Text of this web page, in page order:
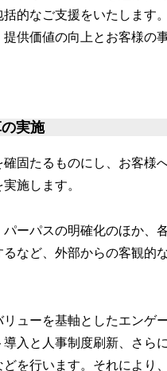
括的なご支援をいたします
供価値の向上とお客様の
実施
固たるものにし、お客様
施します。
ーパスの明確化のほか、
など、外部からの客観的
ューを基軸としたエンゲ
導入と人事制度刷新、さら
を行います。それにより